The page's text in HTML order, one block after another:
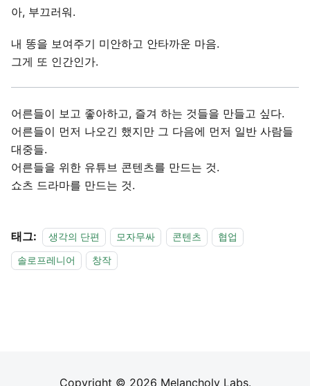
아, 부끄러워.
내 똥을 보여주기 미안하고 안타까운 마음.
그게 또 인간인가.
어른들이 보고 좋아하고, 즐겨 하는 것들을 만들고 싶다.
어른들이 먼저 나오긴 했지만 그 다음에 먼저 일반 사람들
대중들.
어른들을 위한 유튜브 콘텐츠를 만드는 것.
쇼츠 드라마를 만드는 것.
태그: 생각의 단편 모자무싸 콘텐츠
협업
솔로프레니어
창작
Copyright © 2026 Melancholy Labs.